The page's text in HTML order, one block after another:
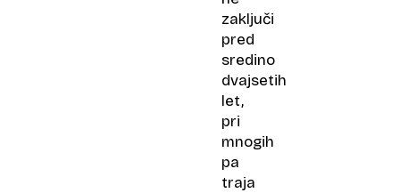
zaključi
pred
sredino
dvajsetih
let,
pri
mnogih
pa
traja